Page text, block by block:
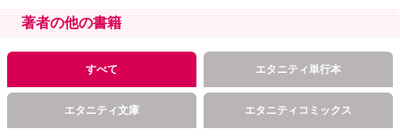
著者の他の書籍
すべて エタニティ単行本
エタニティ文庫 エタニティコミックス